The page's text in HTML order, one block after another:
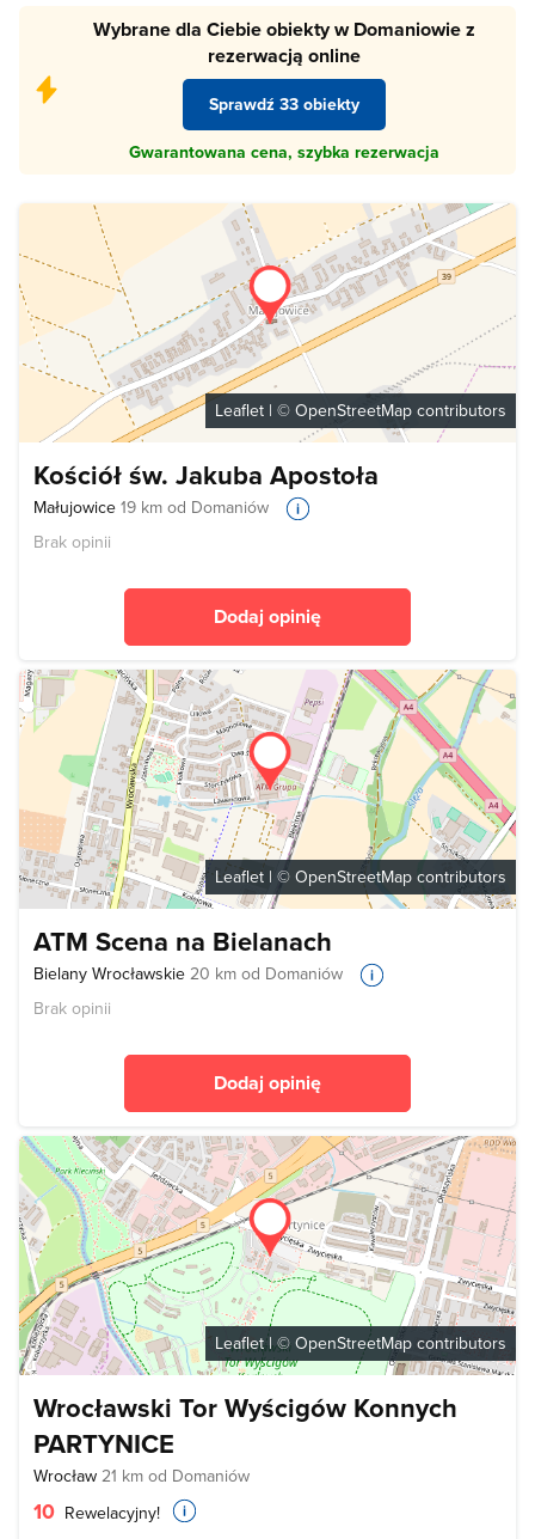
Wybrane dla Ciebie obiekty w Domaniowie z
rezerwacją online
Sprawdź 33 obiekty
Gwarantowana cena, szybka rezerwacja
Leaflet | © OpenStreetMap contributors
Kościół św. Jakuba Apostoła
Małujowice 19 km od Domaniów
Brak opinii
Dodaj opinię
Leaflet | © OpenStreetMap contributors
ATM Scena na Bielanach
Bielany Wrocławskie 20 km od Domaniów
Brak opinii
Dodaj opinię
Leaflet| © OpenStreetMap contributors
Wrocławski Tor Wyścigów Konnych
PARTYNICE
Wrocław 21 km od Domaniów
10 Rewelacyjny!